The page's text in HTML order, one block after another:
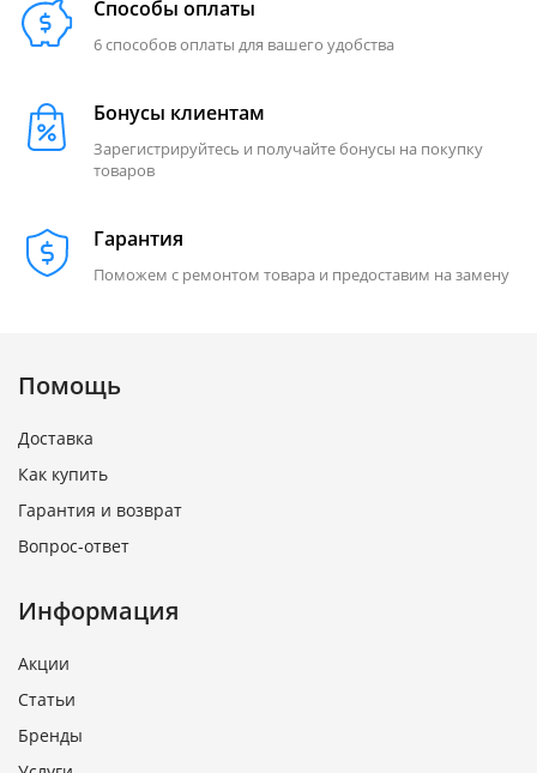
Способы оплаты
6 способов оплаты для вашего удобства
Бонусы клиентам
Зарегистрируйтесь и получайте бонусы на покупку
товаров
Гарантия
Поможем с ремонтом товара и предоставим на замену
Помощь
Доставка
Как купить
Гарантия и возврат
Вопрос-ответ
Информация
Акции
Статьи
Бренды